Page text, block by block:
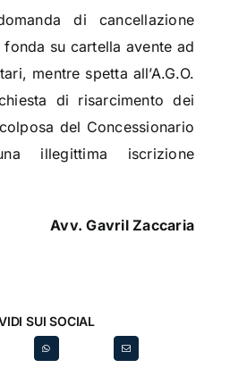
di cancellazione
su cartella avente ad
mentre spetta all’A.G.O.
di risarcimento dei
del Concessionario
illegittima iscrizione
Avv. Gavril Zaccaria
SUI SOCIAL